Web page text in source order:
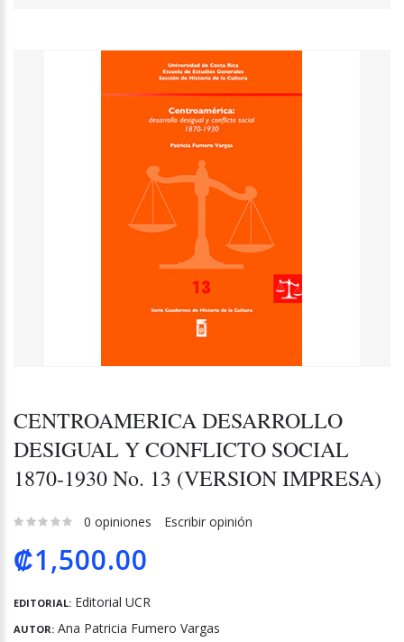
CENTROAMERICA DESARROLLO
DESIGUAL Y CONFLICTO SOCIAL
1870-1930 No. 13 (VERSION IMPRESA)
0 opiniones Escribir opinión
₡1,500.00
EDITORIAL: Editorial UCR
AUTOR: Ana Patricia Fumero Vargas